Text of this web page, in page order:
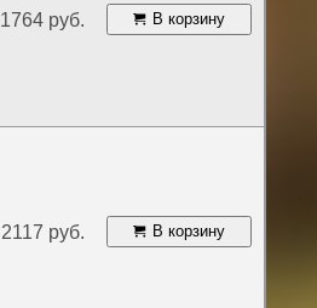
1764 руб. В корзину
2117 руб. В корзину